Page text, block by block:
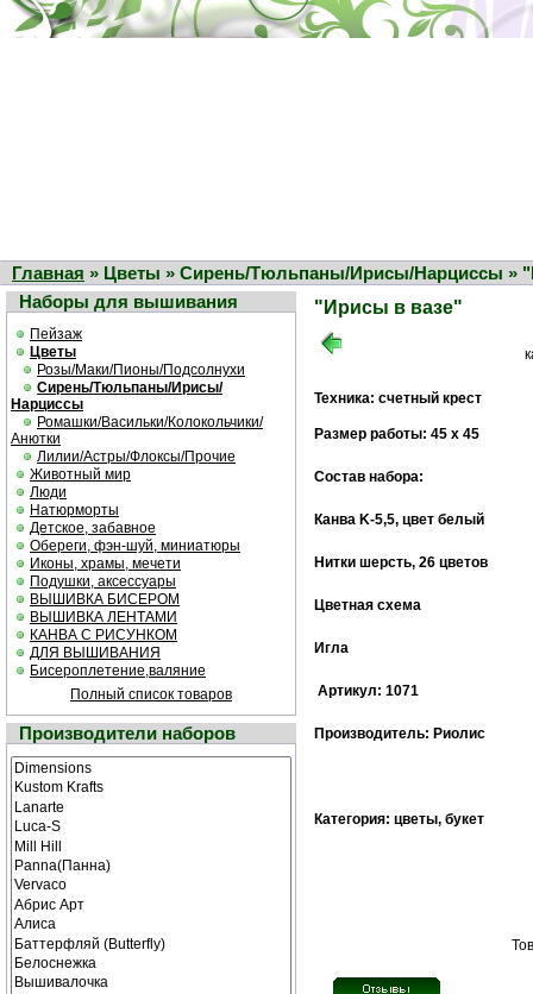
Главная » Цветы » Сирень/Тюльпаны/Ирисы/Нарциссы »
Наборы для вышивания
Пейзаж
Цветы
Розы/Маки/Пионы/Подсолнухи
Сирень/Тюльпаны/Ирисы/
Нарциссы
Ромашки/Васильки/Колокольчики/
Анютки
Лилии/Астры/Флоксы/Прочие
Животный мир
Люди
Натюрморты
Детское, забавное
Обереги, фэн-шуй, миниатюры
Иконы, храмы, мечети
Подушки, аксессуары
ВЫШИВКА БИСЕРОМ
ВЫШИВКА ЛЕНТАМИ
КАНВА С РИСУНКОМ
ДЛЯ ВЫШИВАНИЯ
Бисероплетение,валяние
Полный список товаров
Производители наборов
"Ирисы в вазе"
Техника: счетный крест
Размер работы: 45 х 45
Состав набора:
Канва K-5,5, цвет белый
Нитки шерсть, 26 цветов
Цветная cхема
Игла
Артикул: 1071
Производитель: Риолис
Категория: цветы, букет